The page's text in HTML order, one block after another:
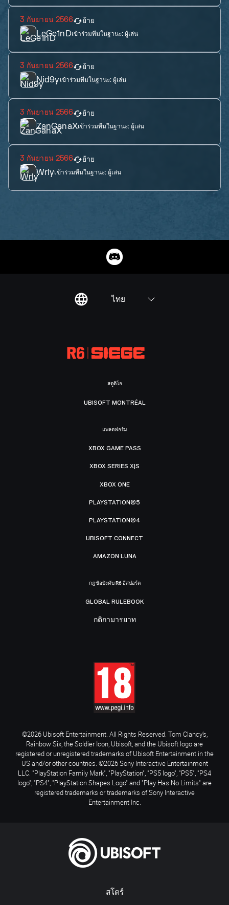
3 กันยายน 2566 ย้าย
LeGe1nDเข้าร่วมทีมในฐานะ:ผู้เล่น
3 กันยายน 2566 ย้าย
Nid9yเข้าร่วมทีมในฐานะ:ผู้เล่น
3 กันยายน 2566 ย้าย
ZanGanaXเข้าร่วมทีมในฐานะ:ผู้เล่น
3 กันยายน 2566 ย้าย
Wrlyเข้าร่วมทีมในฐานะ: ผู้เล่น
ไทย
สโตร์
สตูดิโอ
UBISOFT MONTRÉAL
แพลตฟอร์ม
XBOX GAME PASS
XBOX SERIES X|S
XBOX ONE
PLAYSTATION®5
PLAYSTATION®4
UBISOFT CONNECT
AMAZON LUNA
กฎข้อบังคับ R6 อีสปอร์ต
GLOBAL RULEBOOK
กติกามารยาท
©2026 Ubisoft Entertainment. All Rights Reserved. Tom Clancy’s,
Rainbow Six, the Soldier Icon, Ubisoft, and the Ubisoft logo are
registered or unregistered trademarks of Ubisoft Entertainment in the
US and/or other countries. ©2026 Sony Interactive Entertainment
LLC. "PlayStation Family Mark", "PlayStation", "PS5 logo", "PS5", "PS4
logo", "PS4", "PlayStation Shapes Logo" and "Play Has No Limits" are
registered trademarks or trademarks of Sony Interactive
Entertainment Inc.